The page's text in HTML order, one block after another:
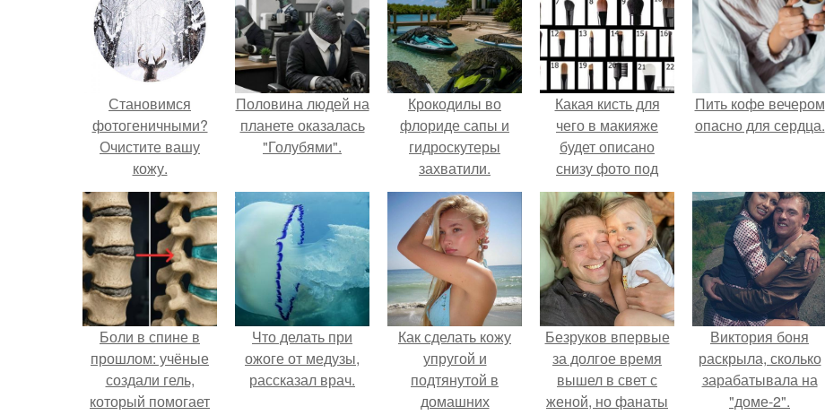
Становимся
фотогеничными?
Очистите вашу
кожу.
Половина людей на
планете оказалась
"Голубями".
Крокодилы во
флориде сапы и
гидроскутеры
захватили.
Какая кисть для
чего в макияже
будет описано
снизу фото под
соответствующими
номерами.
Пить кофе вечером
опасно для сердца.
Боли в спине в
прошлом: учёные
создали гель,
который помогает
Что делать при
ожоге от медузы,
рассказал врач.
Как сделать кожу
упругой и
подтянутой в
домашних
Безруков впервые
за долгое время
вышел в свет с
женой, но фанаты
Виктория боня
раскрыла, сколько
зарабатывала на
"доме-2".